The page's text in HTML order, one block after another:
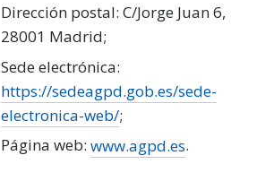
Dirección postal: C/Jorge Juan 6,
28001 Madrid;
Sede electrónica:
https://sedeagpd.gob.es/sede-
electronica-web/;
Página web:www.agpd.es.